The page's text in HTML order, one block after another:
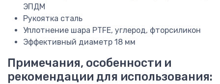
ЭПДМ
Рукоятка сталь
Уплотнение шара PTFE, углерод, фторсиликон
Эффективный диаметр 18 мм
Примечания, особенности и
рекомендации для использования: